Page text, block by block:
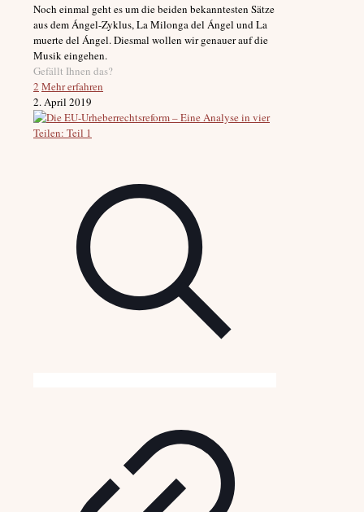
Noch einmal geht es um die beiden bekanntesten Sätze
aus dem Ángel-Zyklus, La Milonga del Ángel und La
muerte del Ángel. Diesmal wollen wir genauer auf die
Musik eingehen.
Gefällt Ihnen das?
2 Mehr erfahren
2. April 2019